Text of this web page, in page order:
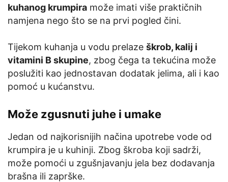
kuhanog krumpira može imati više praktičnih
namjena nego što se na prvi pogled čini.
Tijekom kuhanja u vodu prelaze škrob, kalij i
vitamini B skupine, zbog čega ta tekućina može
poslužiti kao jednostavan dodatak jelima, ali i kao
pomoć u kućanstvu.
Može zgusnuti juhe i umake
Jedan od najkorisnijih načina upotrebe vode od
krumpira je u kuhinji. Zbog škroba koji sadrži,
može pomoći u zgušnjavanju jela bez dodavanja
brašna ili zaprške.